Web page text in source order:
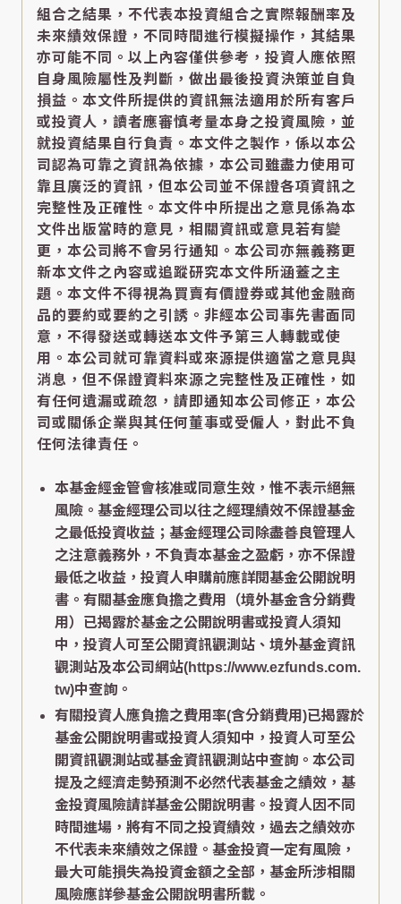
組合之結果，不代表本投資組合之實際報酬率及
未來績效保證，不同時間進行模擬操作，其結果
亦可能不同。以上內容僅供參考，投資人應依照
自身風險屬性及判斷，做出最後投資決策並自負
損益。本文件所提供的資訊無法適用於所有客戶
或投資人，讀者應審慎考量本身之投資風險，並
就投資結果自行負責。本文件之製作，係以本公
司認為可靠之資訊為依據，本公司雖盡力使用可
靠且廣泛的資訊，但本公司並不保證各項資訊之
完整性及正確性。本文件中所提出之意見係為本
文件出版當時的意見，相關資訊或意見若有變
更，本公司將不會另行通知。本公司亦無義務更
新本文件之內容或追蹤研究本文件所涵蓋之主
題。本文件不得視為買賣有價證券或其他金融商
品的要約或要約之引誘。非經本公司事先書面同
意，不得發送或轉送本文件予第三人轉載或使
用。本公司就可靠資料或來源提供適當之意見與
消息，但不保證資料來源之完整性及正確性，如
有任何遺漏或疏忽，請即通知本公司修正，本公
司或關係企業與其任何董事或受僱人，對此不負
任何法律責任。
本基金經金管會核准或同意生效，惟不表示絕無
風險。基金經理公司以往之經理績效不保證基金
之最低投資收益；基金經理公司除盡善良管理人
之注意義務外，不負責本基金之盈虧，亦不保證
最低之收益，投資人申購前應詳閱基金公開說明
書。有關基金應負擔之費用（境外基金含分銷費
用）已揭露於基金之公開說明書或投資人須知
中，投資人可至公開資訊觀測站、境外基金資訊
觀測站及本公司網站(https://www.ezfunds.com.
tw)中查詢。
有關投資人應負擔之費用率(含分銷費用)已揭露於
基金公開說明書或投資人須知中，投資人可至公
開資訊觀測站或基金資訊觀測站中查詢。本公司
提及之經濟走勢預測不必然代表基金之績效，基
金投資風險請詳基金公開說明書。投資人因不同
時間進場，將有不同之投資績效，過去之績效亦
不代表未來績效之保證。基金投資一定有風險，
最大可能損失為投資金額之全部，基金所涉相關
風險應詳參基金公開說明書所載。